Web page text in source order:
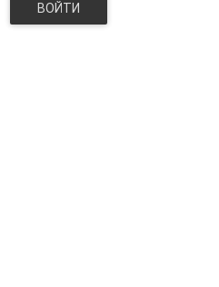
ВОЙТИ